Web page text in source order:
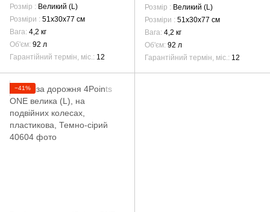
Розмір
Великий (L)
Розміри
51х30х77 см
Вага 4,2 кг
Об'єм 92 л
Гарантійний термін, міс. 12
Розмір
Великий (L)
Розміри
51х30х77 см
Вага 4,2 кг
Об'єм 92 л
Гарантійний термін, міс. 12
−41%